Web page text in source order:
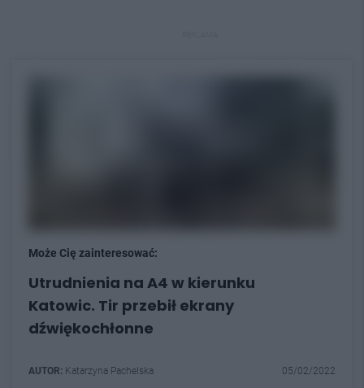
Może Cię zainteresować:
Utrudnienia na A4 w kierunku
Katowic. Tir przebił ekrany
dźwiękochłonne
AUTOR: Katarzyna Pachelska 05/02/2022